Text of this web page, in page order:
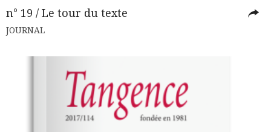
n° 19 / Le tour du texte
JOURNAL